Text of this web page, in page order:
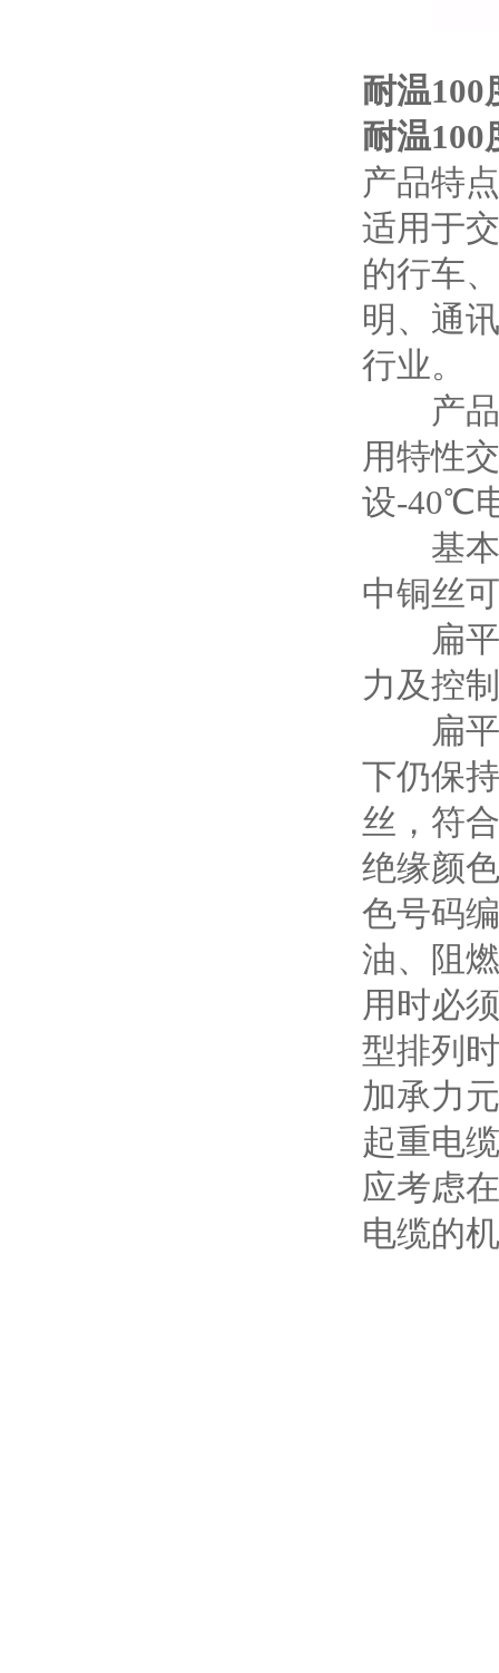
耐温100
耐温100
产品特
适用于
的行车
明、通
行业。
产品执
用特性
设-40℃
基本
中铜丝
扁平
力及控
扁平
下仍保
丝，符
绝缘颜
色号码
油、阻
用时必
型排列
加承力
起重电
应考虑
电缆的